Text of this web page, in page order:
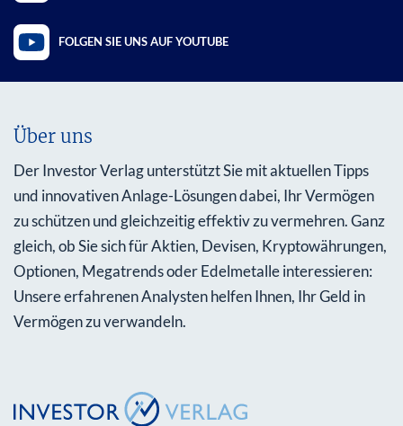
FOLGEN SIE UNS AUF YOUTUBE
Über uns
Der Investor Verlag unterstützt Sie mit aktuellen Tipps
und innovativen Anlage-Lösungen dabei, Ihr Vermögen
zu schützen und gleichzeitig effektiv zu vermehren. Ganz
gleich, ob Sie sich für Aktien, Devisen, Kryptowährungen,
Optionen, Megatrends oder Edelmetalle interessieren:
Unsere erfahrenen Analysten helfen Ihnen, Ihr Geld in
Vermögen zu verwandeln.